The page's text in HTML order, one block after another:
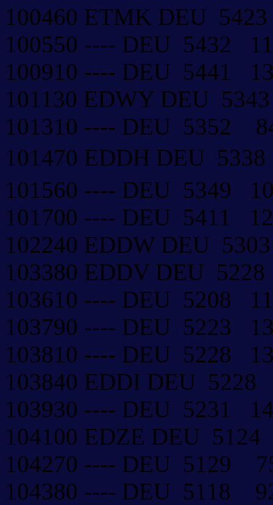
100460 ETMK DEU
100550 ---- DEU 5432
100910 ---- DEU 5441
101130 EDWY DEU
101310 ---- DEU 5352
101470 EDDH DEU
101560 ---- DEU 5349
101700 ---- DEU 5411
102240 EDDW DEU
103380 EDDV DEU
103610 ---- DEU 5208
103790 ---- DEU 5223
103810 ---- DEU 5228
103840 EDDI DEU
103930 ---- DEU 5231
104100 EDZE DEU
104270 ---- DEU 5129
104380 ---- DEU 5118